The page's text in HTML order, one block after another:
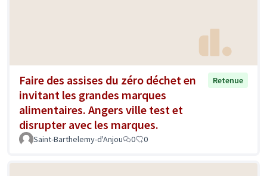
Faire des assises du zéro déchet en
invitant les grandes marques
alimentaires. Angers ville test et
disrupter avec les marques.
Retenue
Saint-Barthelemy-d'Anjou 0 0